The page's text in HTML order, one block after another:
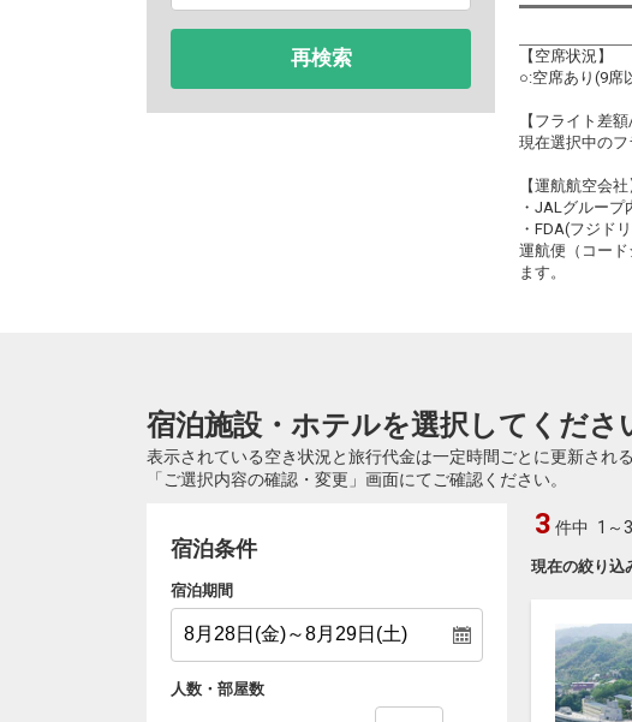
再検索
556便
乗継便あり
【空席状況】
○:空席あり(9
【フライト差額
現在選択中のフ
【運航航空会社
・JALグルー
・FDA(フジド
運航便（コー
ます。
宿泊施設・ホテルを選択してくださ
表示されている空き状況と旅行代金は一定時間ごとに更新され
「ご選択内容の確認・変更」画面にてご確認ください。
宿泊条件
宿泊期間
人数・部屋数
現在の絞り込
3 件中 1～